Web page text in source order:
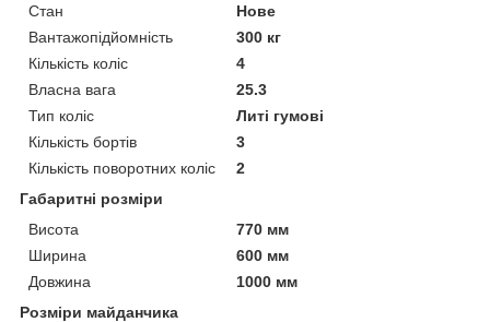
Стан
Нове
Вантажопідйомність
300 кг
Кількість коліс
4
Власна вага
25.3
Тип коліс
Литі гумові
Кількість бортів
3
Кількість поворотних коліс
2
Габаритні розміри
Висота
770 мм
Ширина
600 мм
Довжина
1000 мм
Розміри майданчика